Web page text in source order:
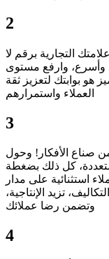
2
التجارية برقم لا
وأسرع، وارفع مستوى
هو بوابتك لتعزيز ثقة
العملاء واستمرارهم
3
صناع الأفكار! وحول
كل ذلك بضغطة
استثنائية على مدار
تزيد الإنتاجية،
وتضمن رضا عملائك
4